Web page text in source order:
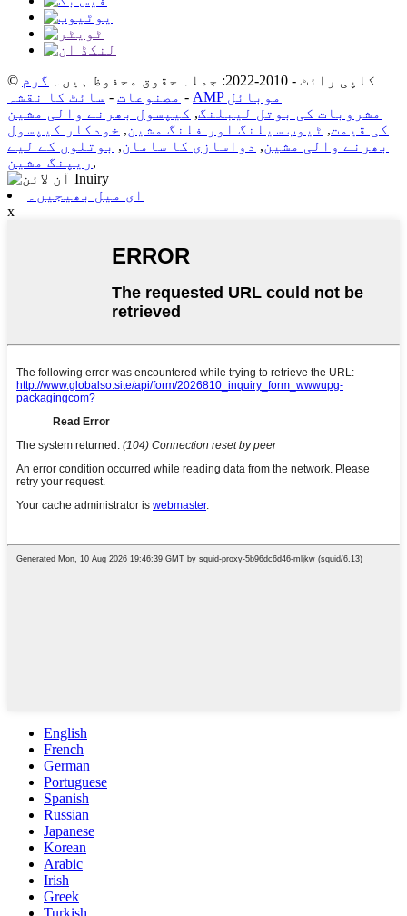
© کاپی رائٹ - 2010-2022: جملہ حقوق محفوظ ہیں۔
گرم
مصنوعات - سائٹ کا نقشہ -
AMP موبائل
مشروبات کی بوتل لیبلنگ, کیپسول بھرنے والی مشین
کی قیمت, ٹیوب سیلنگ اور فلنگ مشین, خودکار کیپسول
بھرنے والی مشین, دواسازی کا سامان, بوتلوں کے لیے
ریپنگ مشین ,
ای میل بھیجیں۔
x
English
French
German
Portuguese
Spanish
Russian
Japanese
Korean
Arabic
Irish
Greek